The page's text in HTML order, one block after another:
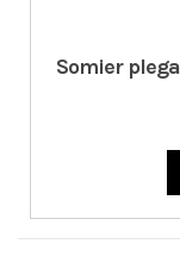
Somier